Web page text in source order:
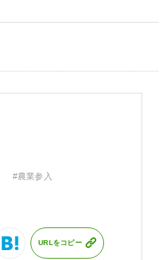
#農業参入
URLをコピー